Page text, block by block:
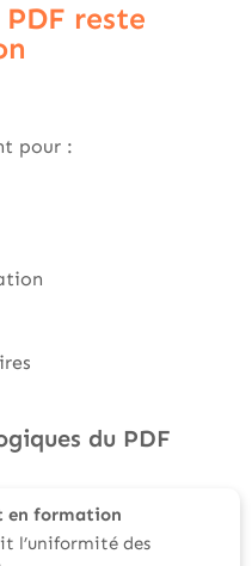
reste
pour :
du PDF
en formation
l’uniformité des